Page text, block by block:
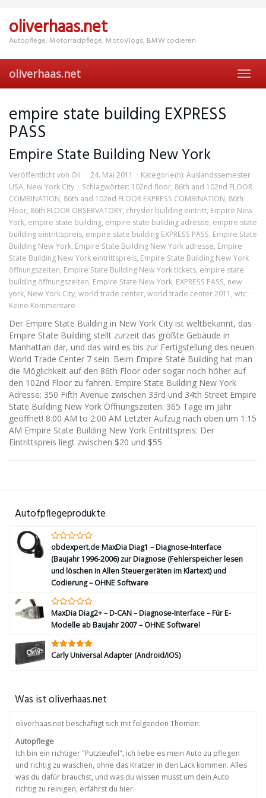
main
content
oliverhaas.net
Autopflege, Motorradpflege, MotoVlogs, BMW codieren
oliverhaas.net
empire state building EXPRESS
PASS
Empire State Building New York
Veröffentlicht von Oli 24. Mai 2011 Kategorie(n): Auslandssemester
USA, New York City Schlagwörter: 102nd floor, 86th and 102nd FLOOR
COMBINATION, 86th and 102nd FLOOR EXPRESS COMBINATION, 86th
Floor, 86th FLOOR OBSERVATORY, chrysler building eintritt, Empire New
York, empire state building, empire state building adresse, empire state
building eintrittspreis, empire state building EXPRESS PASS, Empire State
Building New York, Empire State Building New York adresse, Empire
State Building New York eintrittspreis, Empire State Building New York
öffnungszeiten, Empire State Building New York tickets, empire state
building öffnungszeiten, Empire State New York, EXPRESS PASS, new
york, New York City, world trade center, world trade center 2011 , wtc
Keine Kommentare
Der Empire State Building in New York City ist weltbekannt, das
Empire State Building stellt zurzeit das größte Gebäude in
Manhattan dar, und das wird es bis zur Fertigstellung des neuen
World Trade Center 7 sein. Beim Empire State Building hat man
die Möglichkeit auf den 86th Floor oder sogar noch höher auf
den 102nd Floor zu fahren. Empire State Building New York
Adresse: 350 Fifth Avenue zwischen 33rd und 34th Street Empire
State Building New York Öffnungszeiten: 365 Tage im Jahr
geöffnet! 8:00 AM to 2:00 AM Letzter Aufzug nach oben um 1:15
AM Empire State Building New York Eintrittspreis: Der
Eintrittspreis liegt zwischen $20 und $55
Autofpflegeprodukte
obdexpert.de MaxDia Diag1 – Diagnose-Interface
(Baujahr 1996-2006) zur Diagnose (Fehlerspeicher lesen
und löschen in Allen Steuergeräten im Klartext) und
Codierung – OHNE Software
MaxDia Diag2+ – D-CAN – Diagnose-Interface – Für E-
Modelle ab Baujahr 2007 – OHNE Software!
Carly Universal Adapter (Android/iOS)
Was ist oliverhaas.net
oliverhaas.net beschäftigt sich mit folgenden Themen:
Autopflege
Ich bin ein richtiger "Putzteufel", ich liebe es mein Auto zu pflegen
und richtig zu waschen, ohne das Kratzer in den Lack kommen. Alles
was du dafür brauchst, und was du wissen musst um dein Auto
richtig zu reinigen, erfährst du hier.